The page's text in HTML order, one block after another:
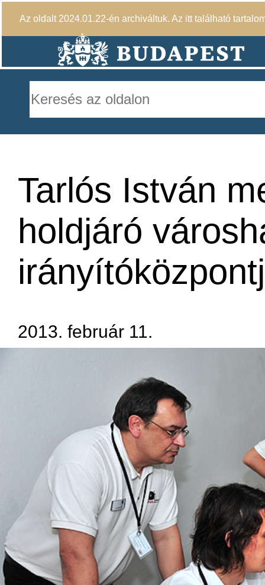
Az oldalt 2024.01.22-én archiváltuk. Az itt található
Tarlós István
holdjáró
2013. február 11.